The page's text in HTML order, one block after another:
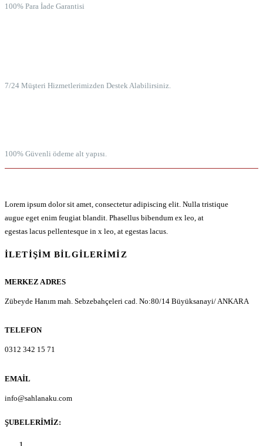
100% Para İade Garantisi
7/24 Müşteri Hizmetlerimizden Destek Alabilirsiniz.
100% Güvenli ödeme alt yapısı.
Lorem ipsum dolor sit amet, consectetur adipiscing elit. Nulla tristique
augue eget enim feugiat blandit. Phasellus bibendum ex leo, at
egestas lacus pellentesque in x leo, at egestas lacus.
İLETIŞIM BILGILERIMIZ
MERKEZ ADRES
Zübeyde Hanım mah. Sebzebahçeleri cad. No:80/14 Büyüksanayi/ ANKARA
TELEFON
0312 342 15 71
EMAIL
info@sahlanaku.com
ŞUBELERIMIZ: